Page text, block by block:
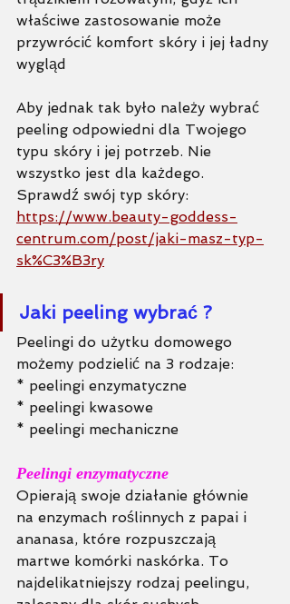
właściwe zastosowanie może
przywrócić komfort skóry i jej ładny
wygląd
Aby jednak tak było należy wybrać
peeling odpowiedni dla Twojego
typu skóry i jej potrzeb. Nie
wszystko jest dla każdego.
Sprawdź swój typ skóry:
https://www.beauty-goddess-
centrum.com/post/jaki-masz-typ-
sk%C3%B3ry
Jaki peeling wybrać ?
Peelingi do użytku domowego
możemy podzielić na 3 rodzaje:
* peelingi enzymatyczne
* peelingi kwasowe
* peelingi mechaniczne
Peelingi enzymatyczne
Opierają swoje działanie głównie
na enzymach roślinnych z papai i
ananasa, które rozpuszczają
martwe komórki naskórka. To
najdelikatniejszy rodzaj peelingu,